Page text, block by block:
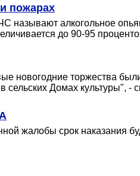
пожарах
называют алкогольное
до 90-95
новогодние торжества
Домах культуры", -
жалобы срок наказания